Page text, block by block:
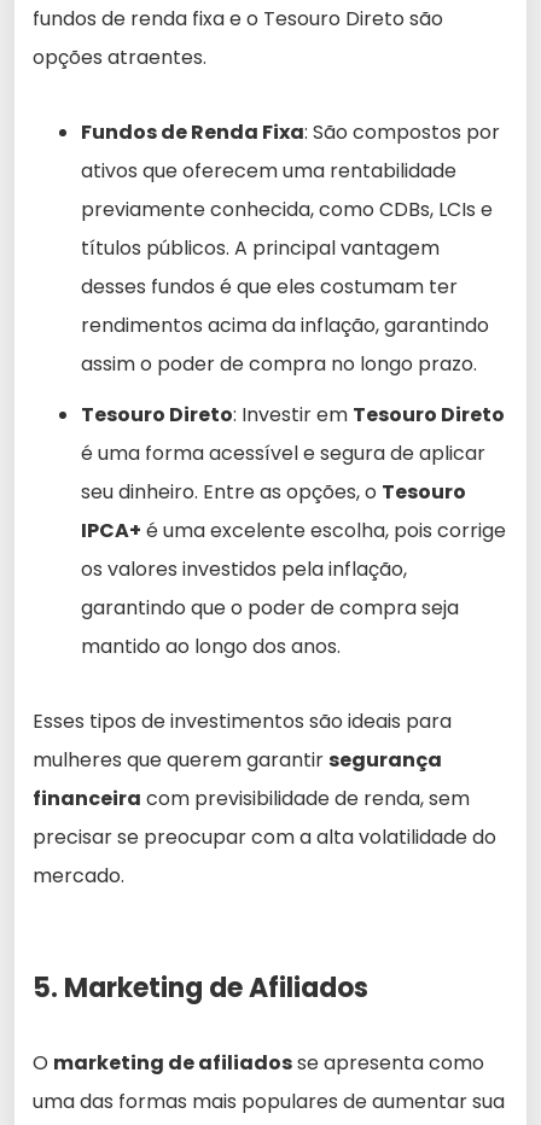
fundos de renda fixa e o Tesouro Direto são
opções atraentes.
Fundos de Renda Fixa: São compostos por
ativos que oferecem uma rentabilidade
previamente conhecida, como CDBs, LCIs e
títulos públicos. A principal vantagem
desses fundos é que eles costumam ter
rendimentos acima da inflação, garantindo
assim o poder de compra no longo prazo.
Tesouro Direto: Investir em Tesouro Direto
é uma forma acessível e segura de aplicar
seu dinheiro. Entre as opções, o Tesouro
IPCA+ é uma excelente escolha, pois corrige
os valores investidos pela inflação,
garantindo que o poder de compra seja
mantido ao longo dos anos.
Esses tipos de investimentos são ideais para
mulheres que querem garantirsegurança
financeira com previsibilidade de renda, sem
precisar se preocupar com a alta volatilidade do
mercado.
5. Marketing de Afiliados
O marketing de afiliadosse apresenta como
uma das formas mais populares de aumentar sua